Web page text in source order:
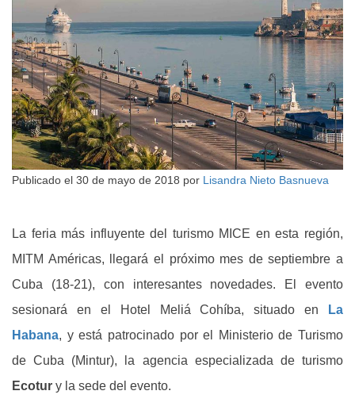
Publicado el 30 de mayo de 2018 por Lisandra Nieto Basnueva
La feria más influyente del turismo MICE en esta región,
MITM Américas, llegará el próximo mes de septiembre a
Cuba (18-21), con interesantes novedades. El evento
sesionará en el Hotel Meliá Cohíba, situado en
La
Habana, y está patrocinado por el Ministerio de Turismo
de Cuba (Mintur), la agencia especializada de turismo
Ecotur y la sede del evento.